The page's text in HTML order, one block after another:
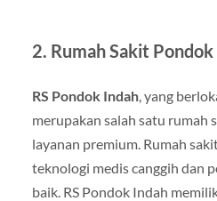
2. Rumah Sakit
RS Pondok Indah, yang
merupakan salah satu rumah
layanan premium. Rumah
teknologi medis canggih dan
baik. RS Pondok Indah